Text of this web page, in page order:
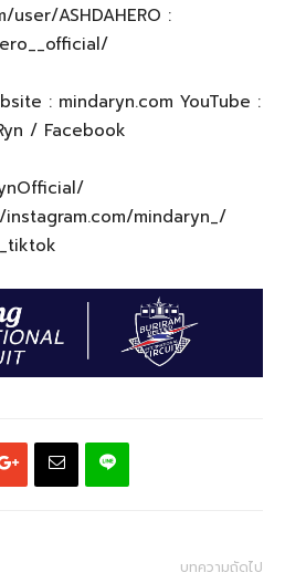
ASHDAHERO :
: mindaryn.com YouTube :
/ Facebook
mindaryn_/
บทความถัดไป